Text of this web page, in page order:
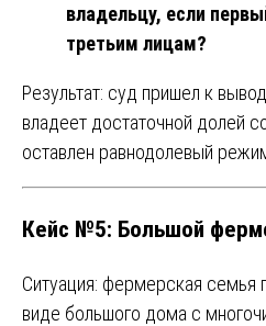
владельцу, если
третьим лицам?
Результат: суд пришел к
владеет достаточной долей
оставлен равнодолевый
Кейс №5: Большой
Ситуация: фермерская семья
виде большого дома с